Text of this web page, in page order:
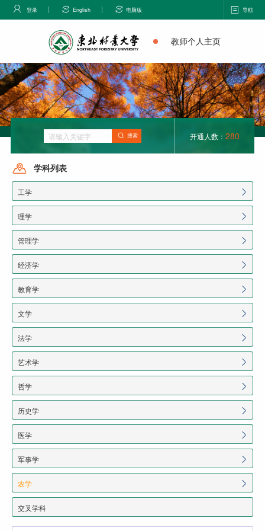
登录 English 电脑版 导航
教师个人主页
搜索 开通人数： 280
学科列表
工学
理学
管理学
经济学
教育学
文学
法学
艺术学
哲学
历史学
医学
军事学
农学
交叉学科